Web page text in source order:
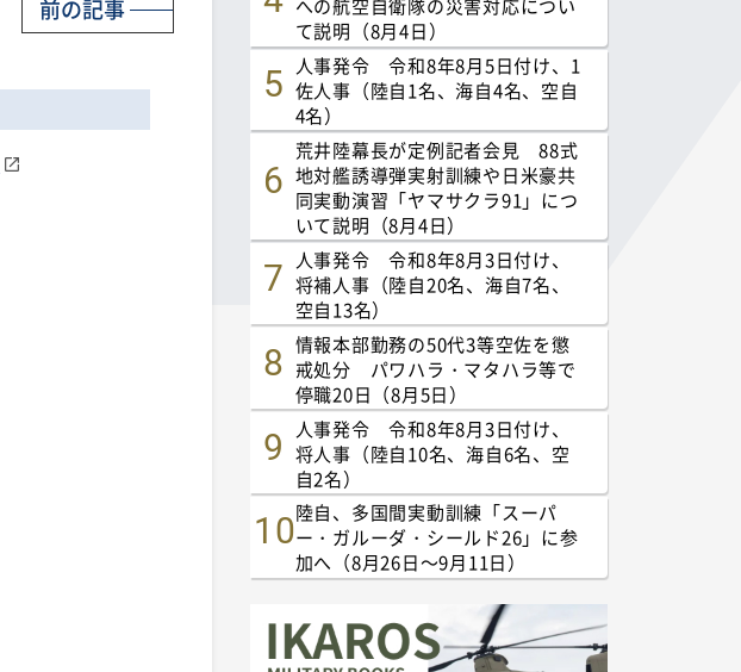
前の記事
への航空自衛隊の災害対応につい
て説明（8月4日）
人事発令 令和8年8月5日付け、1
佐人事（陸自1名、海自4名、空自
4名）
荒井陸幕長が定例記者会見 88式
地対艦誘導弾実射訓練や日米豪共
同実動演習「ヤマサクラ91」につ
いて説明（8月4日）
人事発令 令和8年8月3日付け、
将補人事（陸自20名、海自7名、
空自13名）
情報本部勤務の50代3等空佐を懲
戒処分 パワハラ・マタハラ等で
停職20日（8月5日）
人事発令 令和8年8月3日付け、
将人事（陸自10名、海自6名、空
自2名）
陸自、多国間実動訓練「スーパ
ー・ガルーダ・シールド26」に参
加へ（8月26日～9月11日）